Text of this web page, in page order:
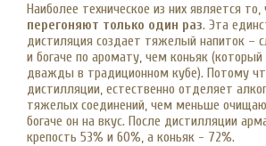
Наиболее техническое из них является то,
перегоняют только один раз. Эта
дистиляция создает тяжелый напиток –
и богаче по аромату, чем коньяк
дважды в традиционном кубе). Потому
дистилляции, естественно отделяет
тяжелых соединений, чем меньше
богаче он на вкус. После дистилляции
крепость 53% и 60%, а коньяк - 72%.